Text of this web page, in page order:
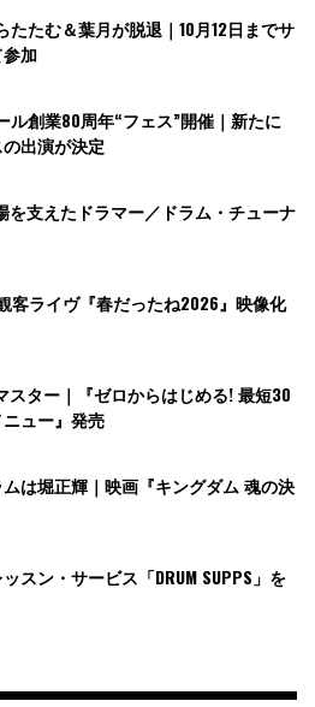
たたむ＆葉月が脱退｜10月12日までサ
加
ル創業80周年“フェス”開催｜新たに
出演が決定
を支えたドラマー／ドラム・チューナ
客ライヴ『春だったね2026』映像化
スター｜『ゼロからはじめる! 最短30
ュー』発売
は堀正輝｜映画『キングダム 魂の決
スン・サービス「DRUM SUPPS」を